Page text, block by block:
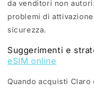
da venditori non
problemi di
sicurezza.
Suggerimenti e
eSIM online
Quando acquisti